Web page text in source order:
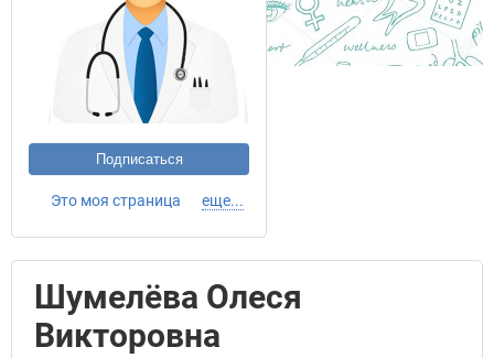
Подписаться
Это моя страница еще...
Шумелёва Олеся
Викторовна